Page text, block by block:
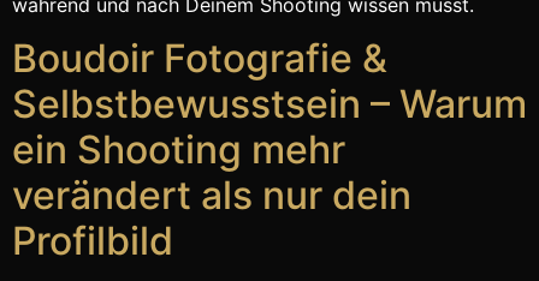
Boudoir Fotografie &
Selbstbewusstsein – Warum
ein Shooting mehr
verändert als nur dein
Profilbild